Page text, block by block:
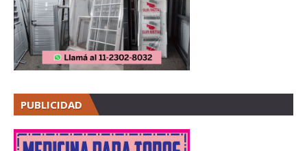
PUBLICIDAD